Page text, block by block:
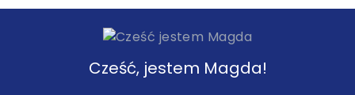
Cześć, jestem Magda!